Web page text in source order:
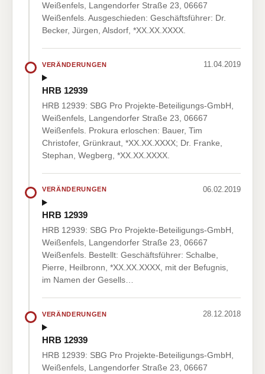
Weißenfels, Langendorfer Straße 23, 06667
Weißenfels. Ausgeschieden: Geschäftsführer: Dr.
Becker, Jürgen, Alsdorf, *XX.XX.XXXX.
VERÄNDERUNGEN 11.04.2019
HRB 12939
HRB 12939: SBG Pro Projekte-Beteiligungs-GmbH,
Weißenfels, Langendorfer Straße 23, 06667
Weißenfels. Prokura erloschen: Bauer, Tim
Christofer, Grünkraut, *XX.XX.XXXX; Dr. Franke,
Stephan, Wegberg, *XX.XX.XXXX.
VERÄNDERUNGEN 06.02.2019
HRB 12939
HRB 12939: SBG Pro Projekte-Beteiligungs-GmbH,
Weißenfels, Langendorfer Straße 23, 06667
Weißenfels. Bestellt: Geschäftsführer: Schalbe,
Pierre, Heilbronn, *XX.XX.XXXX, mit der Befugnis,
im Namen der Gesells…
VERÄNDERUNGEN 28.12.2018
HRB 12939
HRB 12939: SBG Pro Projekte-Beteiligungs-GmbH,
Weißenfels, Langendorfer Straße 23, 06667